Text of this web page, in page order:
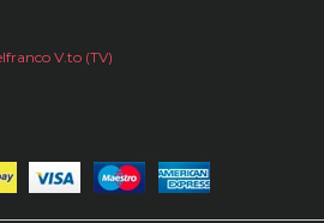
V.to (TV)